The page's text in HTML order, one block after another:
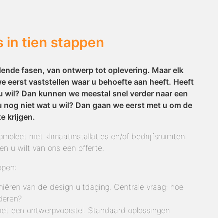
in tien stappen
fasen, van ontwerp tot oplevering. Maar elk
eerst vaststellen waar u behoefte aan heeft. Heeft
Dan kunnen we meestal snel verder naar een
niet wat u wil? Dan gaan we eerst met u om de
krijgen.
met klimaatinstallaties en/of bedrijfsruimten.
u wilt van ons een offerte.
van de design uitdaging. Centrale vraag: hoe
een ontwerpvoorstel. Standaard oplossingen